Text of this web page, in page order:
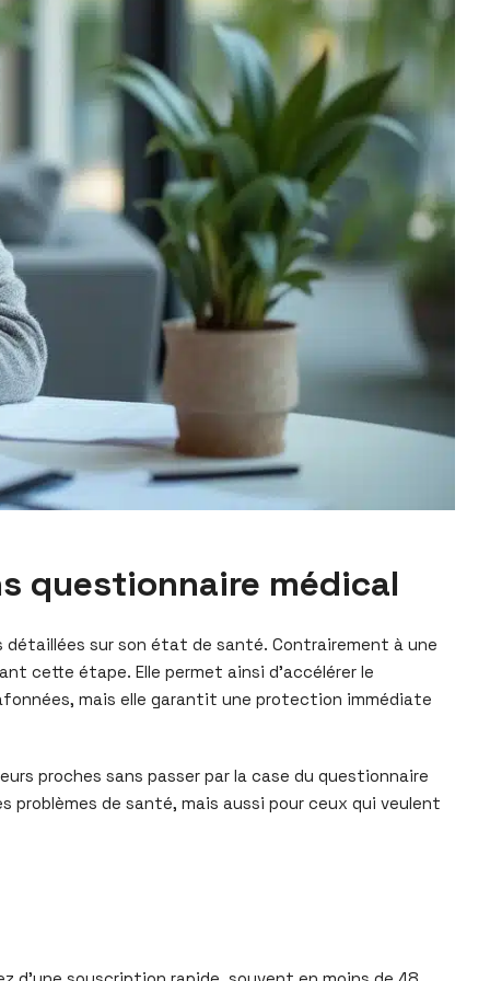
questionnaire médical
sur son état de santé. Contrairement à une
cette étape. Elle permet ainsi d’accélérer le
mais elle garantit une protection immédiate
proches sans passer par la case du questionnaire
de santé, mais aussi pour ceux qui veulent